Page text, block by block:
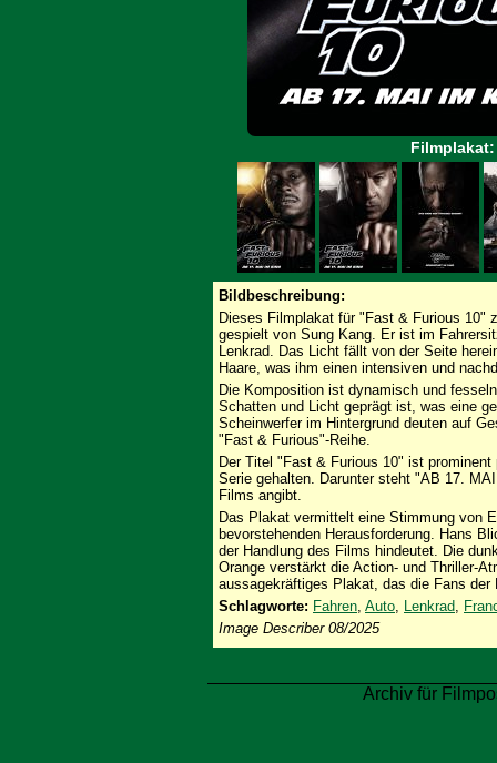
Bildbeschreibung:
Dieses Filmplakat für "Fast & Furious 10"
gespielt von Sung Kang. Er ist im
Lenkrad. Das Licht fällt von der Seite
Haare, was ihm einen intensiven und
Die Komposition ist dynamisch und
Schatten und Licht geprägt ist, was eine
Scheinwerfer im Hintergrund deuten auf
"Fast & Furious"-Reihe.
Der Titel "Fast & Furious 10" ist
Serie gehalten. Darunter steht "AB 17.
Films angibt.
Das Plakat vermittelt eine Stimmung von
bevorstehenden Herausforderung. Hans
der Handlung des Films hindeutet. Die
Orange verstärkt die Action- und Thriller-
aussagekräftiges Plakat, das die Fans
Schlagworte: Fahren, Auto, Lenkrad,
Image Describer 08/2025
Archiv für